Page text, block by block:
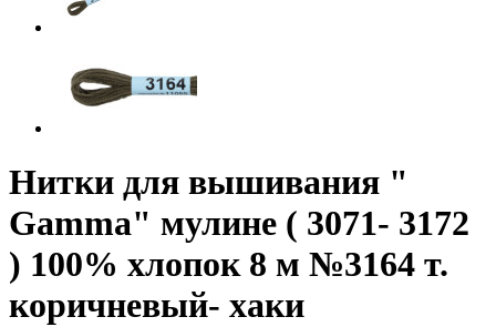
Нитки для вышивания "
Gamma" мулине ( 3071- 3172
) 100% хлопок 8 м №3164 т.
коричневый- хаки